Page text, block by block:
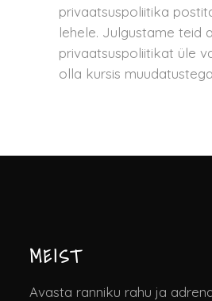
privaatsuspoliitika
lehele. Julgustame teid
privaatsuspoliitikat üle
olla kursis
MEIST
Avasta ranniku rahu ja